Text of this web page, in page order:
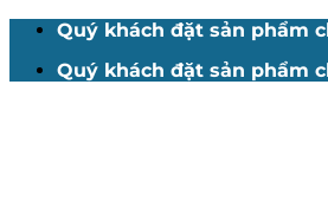
nội
Quý khách đặt sản phẩm
Quý khách đặt sản phẩm